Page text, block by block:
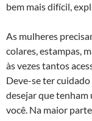
bem mais difícil,
As mulheres
colares, estampas,
às vezes tantos
Deve-se ter cuidado
desejar que tenham
você. Na maior